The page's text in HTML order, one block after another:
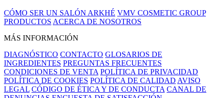
CÓMO SER UN SALÓN ARKHÉ VMV COSMETIC GROUP
PRODUCTOS ACERCA DE NOSOTROS
MÁS INFORMACIÓN
DIAGNÓSTICO CONTACTO GLOSARIOS DE
INGREDIENTES PREGUNTAS FRECUENTES
CONDICIONES DE VENTA POLÍTICA DE PRIVACIDAD
POLÍTICA DE COOKIES POLÍTICA DE CALIDAD AVISO
LEGAL CÓDIGO DE ÉTICA Y DE CONDUCTA CANAL DE